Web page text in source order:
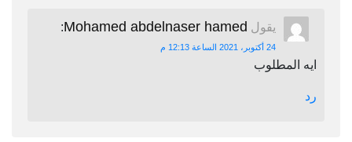
يقول Mohamed abdelnaser hamed
:
24 أكتوبر، 2021 الساعة 12:13 م
ايه المطلوب
رد